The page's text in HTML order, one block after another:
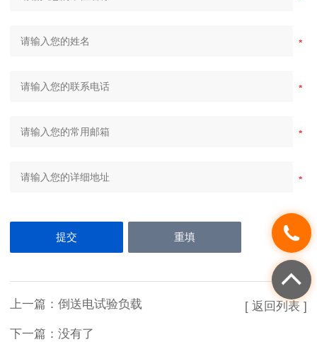
上一篇： 倒送电试验负载
下一篇：没有了
[ 返回列表 ]